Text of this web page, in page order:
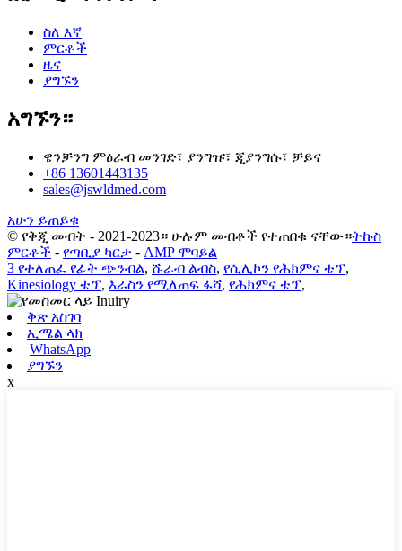
ስለ እኛ
ምርቶች
ዜና
ያግኙን
አግኙን።
ዌንቻንግ ምዕራብ መንገድ፣ ያንግዡ፣ ጂያንግሱ፣ ቻይና
+86 13601443135
sales@jswldmed.com
አሁን ይጠይቁ
© የቅጂ መብት - 2021-2023። ሁሉም መብቶች የተጠበቁ ናቸው።ትኩስ
ምርቶች - የጣቢያ ካርታ - AMP ሞባይል
3 የተለጠፈ የፊት ጭንብል, ሹራብ ልብስ, የሲሊኮን የሕክምና ቴፕ,
Kinesiology ቴፕ, እራስን የሚለጠፍ ፋሻ, የሕክምና ቴፕ,
ቅጽ አስገባ
ኢሜል ላክ
WhatsApp
ያግኙን
x